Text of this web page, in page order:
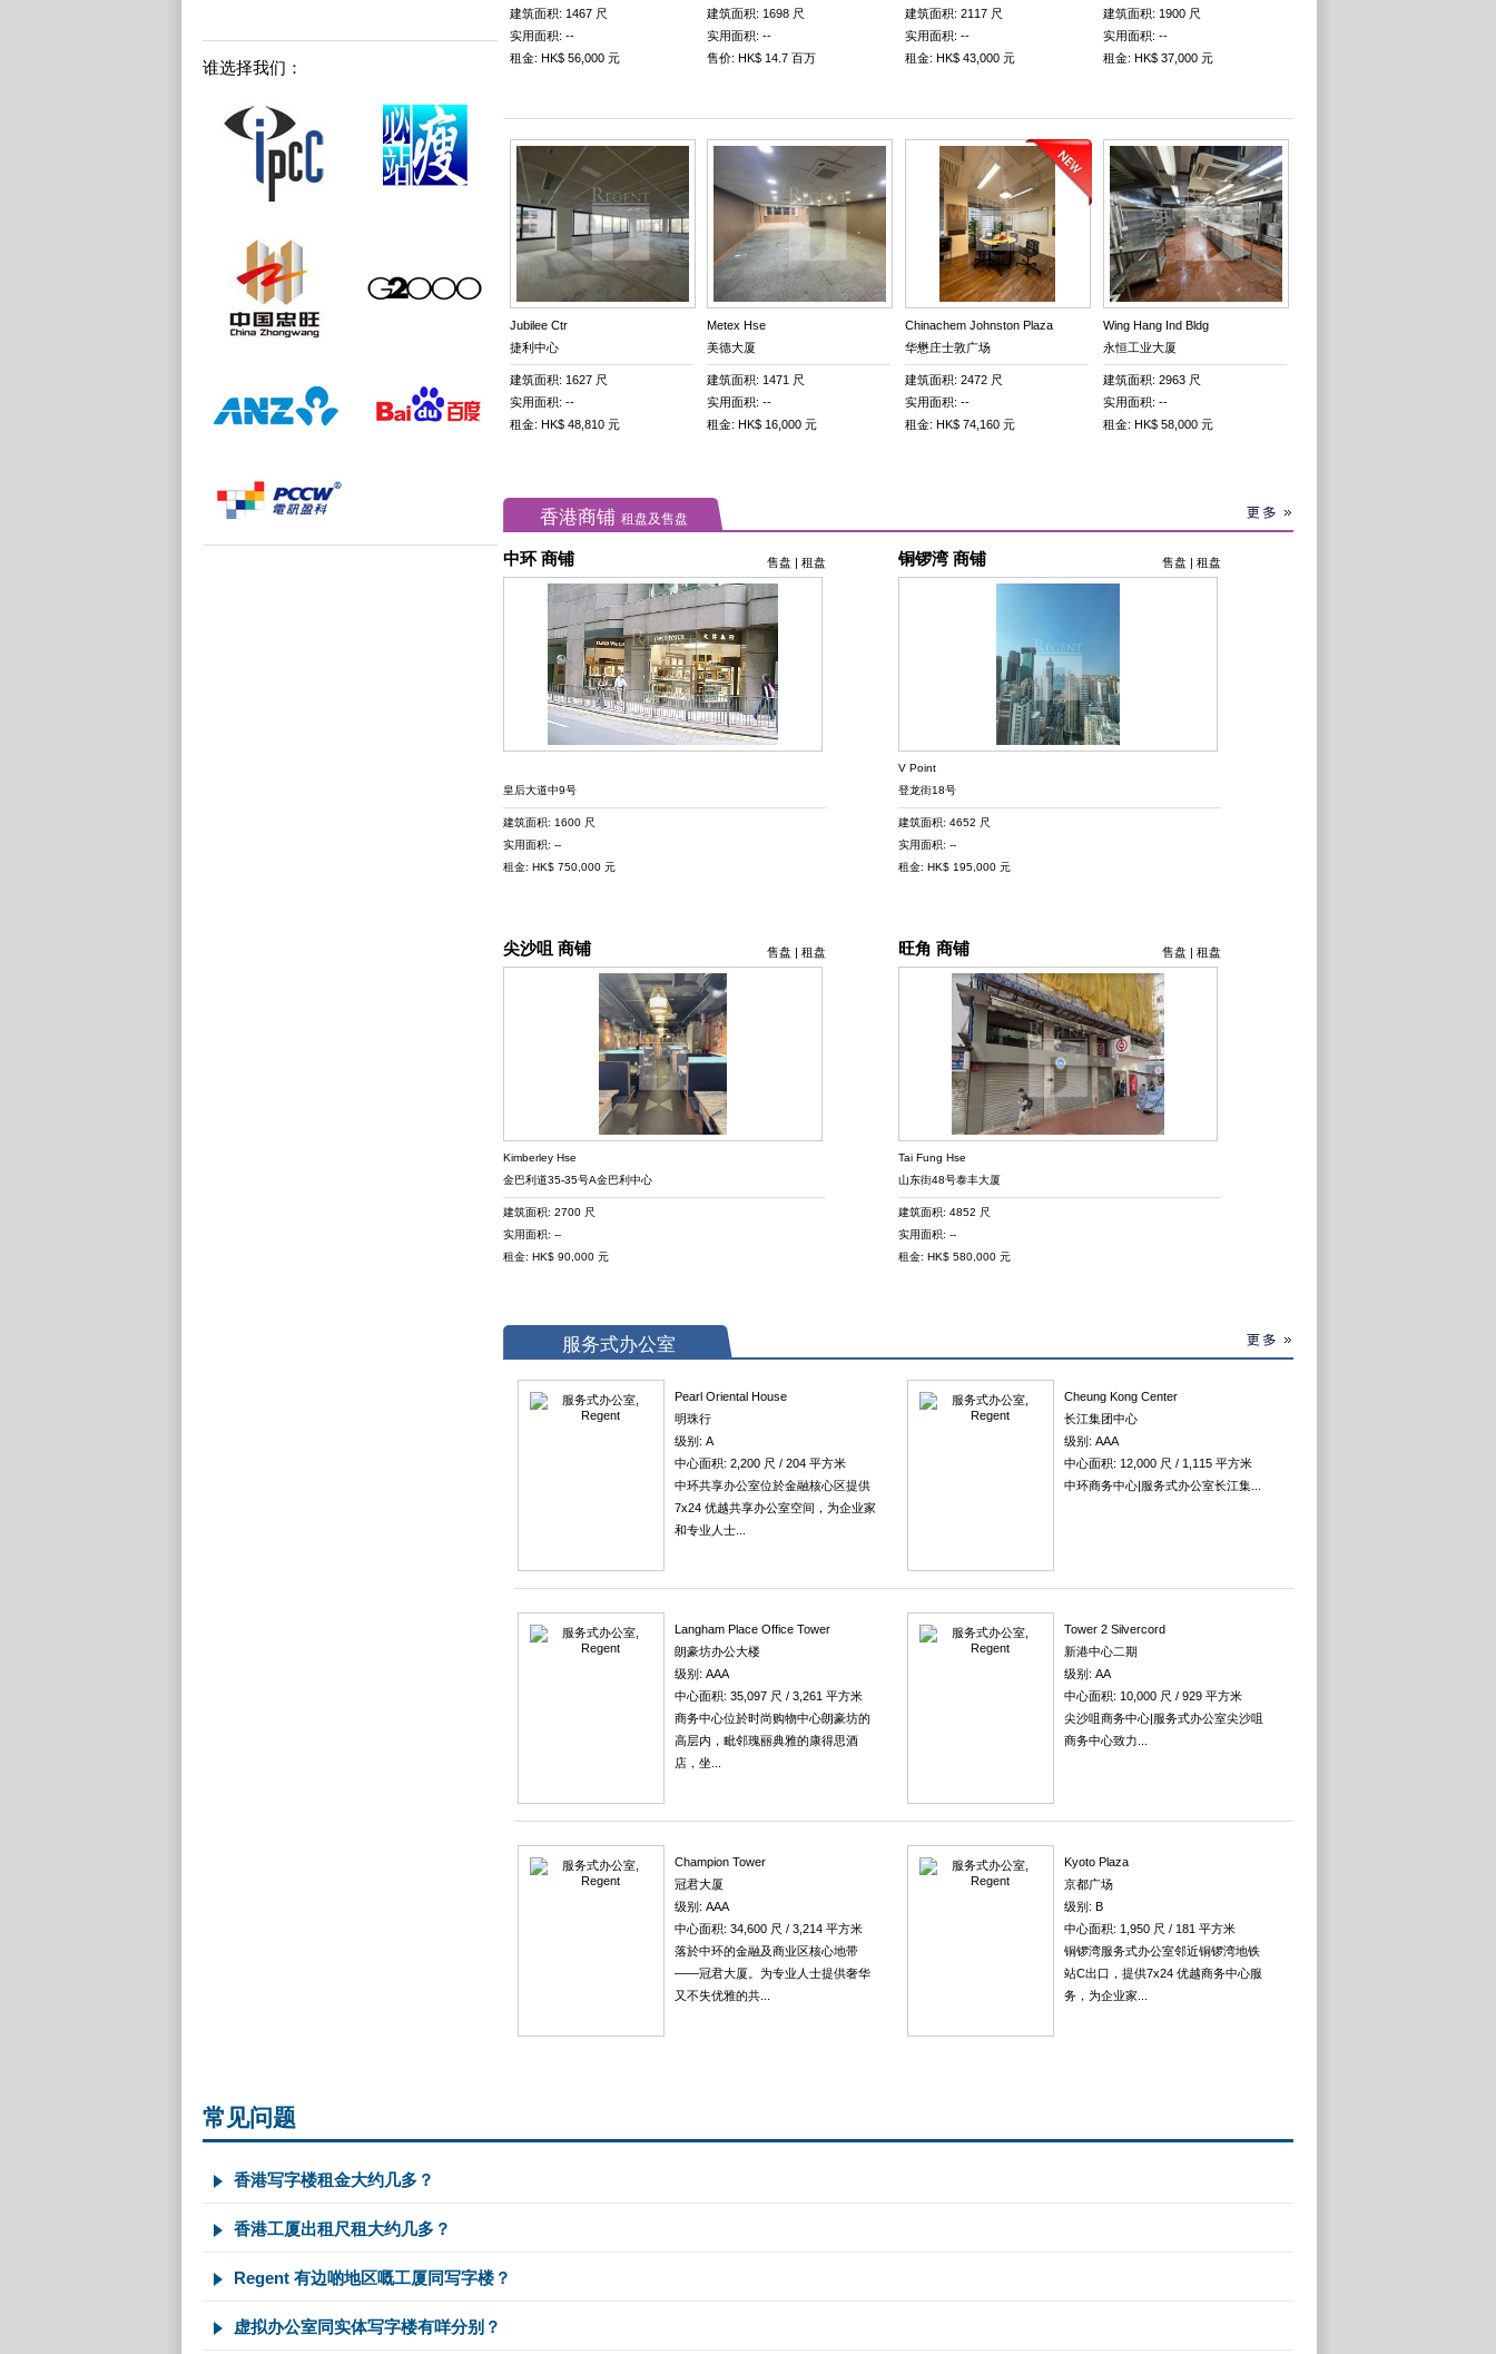
谁选择我们：
建筑面积: 1467 尺
实用面积: --
租金: HK$ 56,000 元
建筑面积: 1698 尺
实用面积: --
售价: HK$ 14.7 百万
建筑面积: 2117 尺
实用面积: --
租金: HK$ 43,000 元
建筑面积: 1900 尺
实用面积: --
租金: HK$ 37,000 元
Jubilee Ctr
捷利中心
建筑面积: 1627 尺
实用面积: --
租金: HK$ 48,810 元
Metex Hse
美德大厦
建筑面积: 1471 尺
实用面积: --
租金: HK$ 16,000 元
Chinachem Johnston Plaza
华懋庄士敦广场
建筑面积: 2472 尺
实用面积: --
租金: HK$ 74,160 元
Wing Hang Ind Bldg
永恒工业大厦
建筑面积: 2963 尺
实用面积: --
租金: HK$ 58,000 元
香港商铺 租盘及售盘
中环 商铺 售盘 | 租盘
皇后大道中9号
建筑面积: 1600 尺
实用面积: --
租金: HK$ 750,000 元
铜锣湾 商铺 售盘 | 租盘
V Point
登龙街18号
建筑面积: 4652 尺
实用面积: --
租金: HK$ 195,000 元
尖沙咀 商铺 售盘 | 租盘
Kimberley Hse
金巴利道35-35号A金巴利中心
建筑面积: 2700 尺
实用面积: --
租金: HK$ 90,000 元
旺角 商铺 售盘 | 租盘
Tai Fung Hse
山东街48号泰丰大厦
建筑面积: 4852 尺
实用面积: --
租金: HK$ 580,000 元
服务式办公室
Pearl Oriental House
明珠行
级别: A
中心面积: 2,200 尺 / 204 平方米
中环共享办公室位於金融核心区提供
7x24 优越共享办公室空间，为企业家
和专业人士...
Cheung Kong Center
长江集团中心
级别: AAA
中心面积: 12,000 尺 / 1,115 平方米
中环商务中心|服务式办公室长江集...
Langham Place Office Tower
朗豪坊办公大楼
级别: AAA
中心面积: 35,097 尺 / 3,261 平方米
商务中心位於时尚购物中心朗豪坊的
高层内，毗邻瑰丽典雅的康得思酒
店，坐...
Tower 2 Silvercord
新港中心二期
级别: AA
中心面积: 10,000 尺 / 929 平方米
尖沙咀商务中心|服务式办公室尖沙咀
商务中心致力...
Champion Tower
冠君大厦
级别: AAA
中心面积: 34,600 尺 / 3,214 平方米
落於中环的金融及商业区核心地带
——冠君大厦。为专业人士提供奢华
又不失优雅的共...
Kyoto Plaza
京都广场
级别: B
中心面积: 1,950 尺 / 181 平方米
铜锣湾服务式办公室邻近铜锣湾地铁
站C出口，提供7x24 优越商务中心服
务，为企业家...
常见问题
香港写字楼租金大约几多？
香港工厦出租尺租大约几多？
Regent 有边啲地区嘅工厦同写字楼？
虚拟办公室同实体写字楼有咩分别？